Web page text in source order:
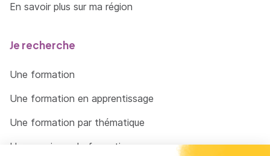
En savoir plus sur ma région
Je recherche
Une formation
Une formation en apprentissage
Une formation par thématique
Un organisme de formation